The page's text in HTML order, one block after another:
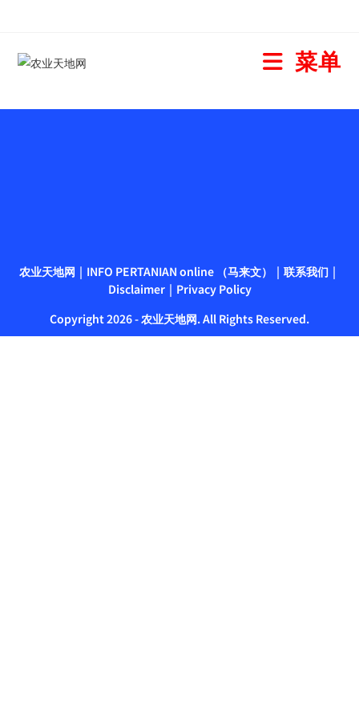
菜单
农业天地网 INFO PERTANIAN online （马来文）
联系我们
Disclaimer
Privacy Policy
Copyright 2026 - 农业天地网. All Rights Reserved.